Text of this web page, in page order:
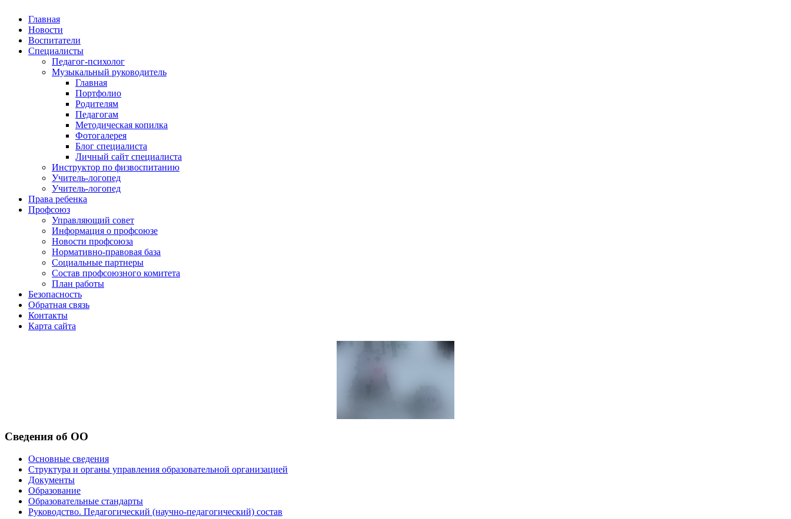
Главная
Новости
Воспитатели
Специалисты
Педагог-психолог
Музыкальный руководитель
Главная
Портфолио
Родителям
Педагогам
Методическая копилка
Фотогалерея
Блог специалиста
Личный сайт специалиста
Инструктор по физвоспитанию
Учитель-логопед
Учитель-логопед
Права ребенка
Профсоюз
Управляющий совет
Информация о профсоюзе
Новости профсоюза
Нормативно-правовая база
Социальные партнеры
Состав профсоюзного комитета
План работы
Безопасность
Обратная связь
Контакты
Карта сайта
Сведения об ОО
Основные сведения
Структура и органы управления образовательной организацией
Документы
Образование
Образовательные стандарты
Руководство. Педагогический (научно-педагогический) состав